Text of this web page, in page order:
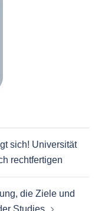
sich! Universität
rechtfertigen
die Ziele und